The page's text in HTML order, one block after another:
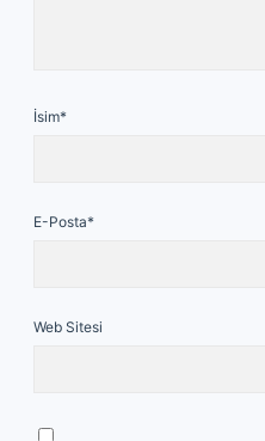
İsim*
E-Posta*
Web Sitesi